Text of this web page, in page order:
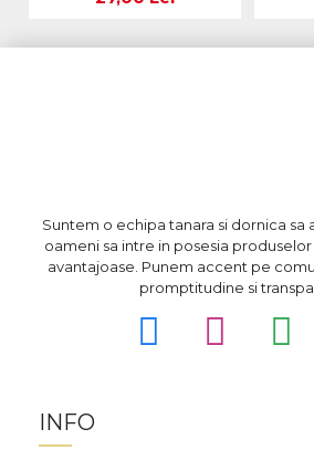
Suntem o echipa tanara si dornica sa
oameni sa intre in posesia
avantajoase. Punem accent pe
promptitudine si
INFO